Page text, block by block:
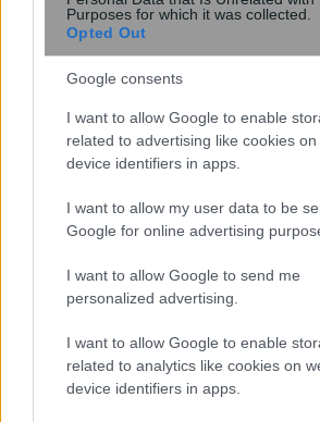
Purposes for which it was collected.
Opted Out
Google consents
I want to allow Google to enable
related to advertising like cookies
device identifiers in apps.
I want to allow my user data to be
Google for online advertising
I want to allow Google to send me
personalized advertising.
I want to allow Google to enable
related to analytics like cookies on
device identifiers in apps.
Τουριστικών Πλοίων
, 11 Νοεμβρίου 2018 ||